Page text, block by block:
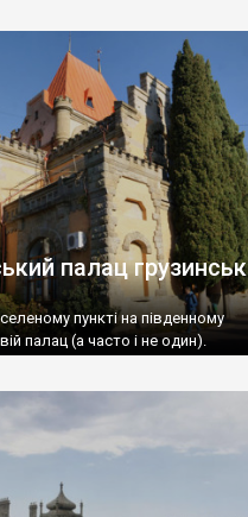
палац
пункті на південному
палац (а часто і не один).